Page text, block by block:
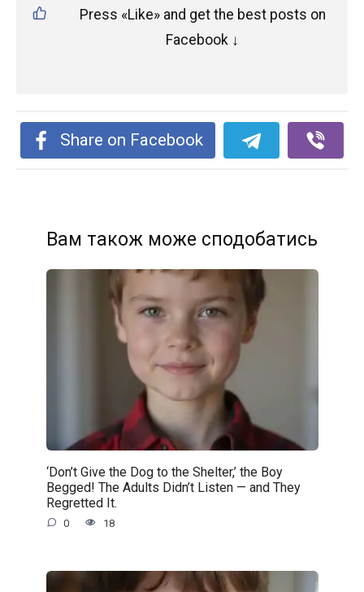
Press «Like» and get the best posts on
Facebook ↓
Share on Facebook
Вам також може сподобатись
‘Don’t Give the Dog to the Shelter,’ the Boy
Begged! The Adults Didn’t Listen — and They
Regretted It.
0 18